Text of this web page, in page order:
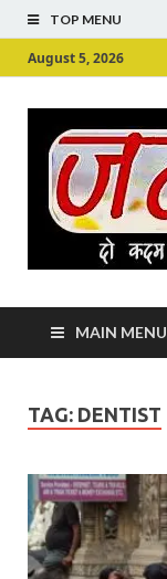
TOP MENU
August 5, 2026
MAIN MENU
TAG: DENTIST